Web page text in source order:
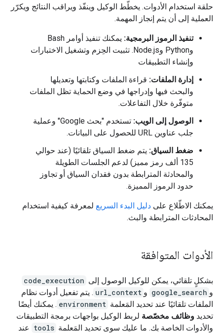
حلقة استخدام الأدوات. يخطّط الوكيل وينفّذ ويراقب النتائج ويكرّر
العملية إلى أن يتم إنجاز المهمة.
تنفيذ الرموز البرمجية:
يمكنك تنفيذ أوامر Bash
وPython وNode.js. تثبيت الحِزم وتشغيل الاختبارات
وإنشاء التطبيقات
إدارة الملفات: قراءة الملفات وكتابتها وتعديلها
والبحث فيها وإدراجها في وضع الحماية تظل الملفات
متوفّرة خلال التفاعلات.
الوصول إلى الويب:
تستخدم "بحث Google" وعملية
جلب عناوين URL للحصول على البيانات.
ضغط السياق: يتم ضغط السياق تلقائيًا (عند حوالي
135 ألف رمز مميز) لدعم الجلسات الطويلة
والمحادثة المترابطة بدون فقدان السياق أو تجاوز
حدود الرموز المميزة.
يمكنك الاطّلاع على دليل البدء السريع لمعرفة كيفية استخدام
المحادثات المترابطة والبث.
الأدوات المتوافقة
بشكلٍ تلقائي، يمكن للوكيل الوصول إلى code_execution
و google_search و url_context . يتم تفعيل أدوات نظام
الملفات تلقائيًا عند تحديد المَعلمة environment . يمكنك أيضًا
تحديد وظائف مخصّصة لربط الوكيل بواجهات برمجة التطبيقات
والأدوات الخاصة بك. ما عليك سوى تحديد المَعلمة tools عند